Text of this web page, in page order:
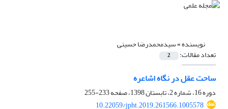
نویسنده =سیدمحمدرضا حسینی
تعداد مقالات: 2
ساحت عقل در نگاه اشاعره
دوره 16، شماره 2، تابستان 1398، صفحه
233-255
10.22059/jpht.2019.261566.1005578